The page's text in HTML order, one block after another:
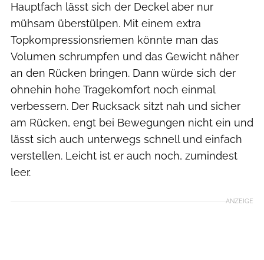
Hauptfach lässt sich der Deckel aber nur
mühsam überstülpen. Mit einem extra
Topkompressionsriemen könnte man das
Volumen schrumpfen und das Gewicht näher
an den Rücken bringen. Dann würde sich der
ohnehin hohe Tragekomfort noch einmal
verbessern. Der Rucksack sitzt nah und sicher
am Rücken, engt bei Bewegungen nicht ein und
lässt sich auch unterwegs schnell und einfach
verstellen. Leicht ist er auch noch, zumindest
leer.
ANZEIGE